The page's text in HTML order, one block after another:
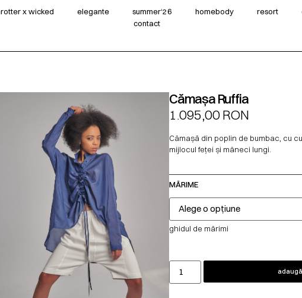
x wicked elegante summer‘26 homebody resort
contact
Cămașa Ruffia
1.095,00RON
Cămașă din poplin de bumbac, cu
mijlocul feței și mâneci lungi.
MĂRIME
ghidul de mărimi